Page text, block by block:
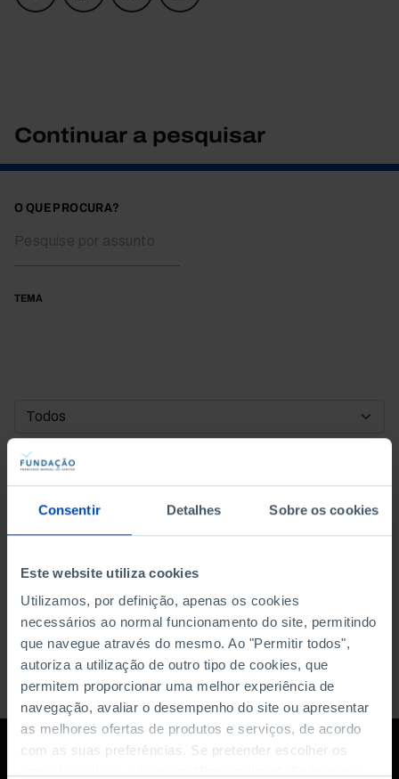
Consentir Detalhes Sobre os cookies
Este website utiliza cookies
Utilizamos, por definição, apenas os cookies
necessários ao normal funcionamento do site, permitindo
que navegue através do mesmo. Ao "Permitir todos",
autoriza a utilização de outro tipo de cookies, que
permitem proporcionar uma melhor experiência de
navegação, avaliar o desempenho do site ou apresentar
as melhores ofertas de produtos e serviços, de acordo
com as suas preferências. Se pretender escolher os
Continuar a pesquisar
O QUE PROCURA?
TEMA
DATA DE INÍCIO
DATA DE FIM